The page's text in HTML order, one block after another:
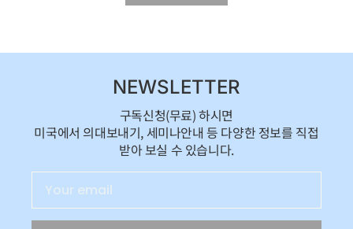
NEWSLETTER
구독신청(무료) 하시면
미국에서 의대보내기, 세미나안내 등 다양한 정보를 직접
받아 보실 수 있습니다.